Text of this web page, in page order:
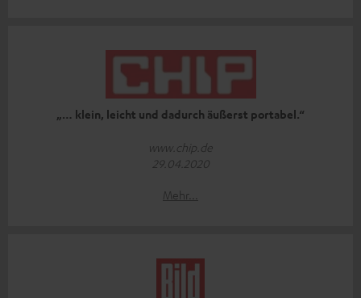
„… klein, leicht und dadurch äußerst portabel.“
www.chip.de
29.04.2020
Mehr...